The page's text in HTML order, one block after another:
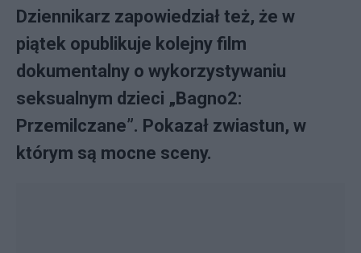
Dziennikarz zapowiedział też, że w
piątek opublikuje kolejny film
dokumentalny o wykorzystywaniu
seksualnym dzieci „Bagno2:
Przemilczane”. Pokazał zwiastun, w
którym są mocne sceny.